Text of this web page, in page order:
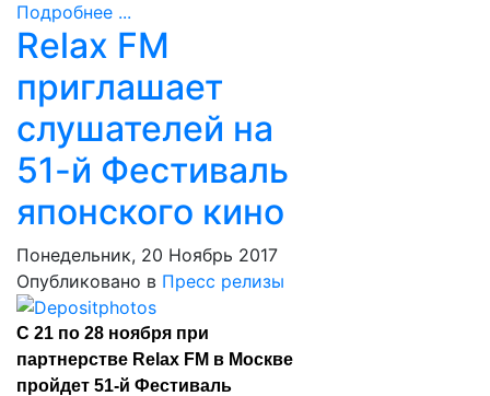
Подробнее ...
Relax FM
приглашает
слушателей на
51-й Фестиваль
японского кино
Понедельник, 20 Ноябрь 2017
Опубликовано в Пресс релизы
С 21 по 28 ноября при
партнерстве Relax FM в Москве
пройдет 51-й Фестиваль